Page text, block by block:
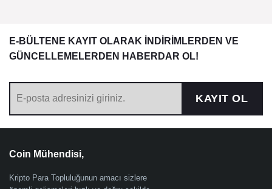
E-BÜLTENE KAYIT OLARAK İNDİRİMLERDEN VE
GÜNCELLEMELERDEN HABERDAR OL!
KAYIT OL
Coin Mühendisi,
Kripto Para Topluluğunun amacı sizlere